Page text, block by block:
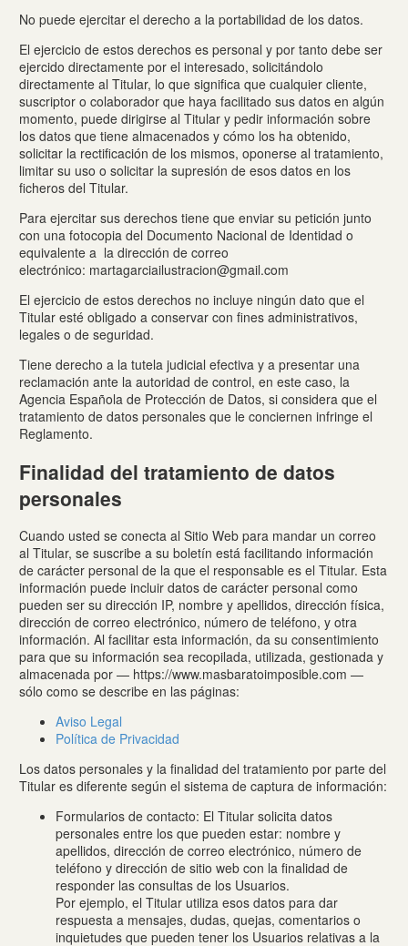
No puede ejercitar el derecho a la portabilidad de los datos.
El ejercicio de estos derechos es personal y por tanto debe ser
ejercido directamente por el interesado, solicitándolo
directamente al Titular, lo que significa que cualquier cliente,
suscriptor o colaborador que haya facilitado sus datos en algún
momento, puede dirigirse al Titular y pedir información sobre
los datos que tiene almacenados y cómo los ha obtenido,
solicitar la rectificación de los mismos, oponerse al tratamiento,
limitar su uso o solicitar la supresión de esos datos en los
ficheros del Titular.
Para ejercitar sus derechos tiene que enviar su petición junto
con una fotocopia del Documento Nacional de Identidad o
equivalente a la dirección de correo
electrónico: martagarciailustracion@gmail.com
El ejercicio de estos derechos no incluye ningún dato que el
Titular esté obligado a conservar con fines administrativos,
legales o de seguridad.
Tiene derecho a la tutela judicial efectiva y a presentar una
reclamación ante la autoridad de control, en este caso, la
Agencia Española de Protección de Datos, si considera que el
tratamiento de datos personales que le conciernen infringe el
Reglamento.
Finalidad del tratamiento de datos
personales
Cuando usted se conecta al Sitio Web para mandar un correo
al Titular, se suscribe a su boletín está facilitando información
de carácter personal de la que el responsable es el Titular. Esta
información puede incluir datos de carácter personal como
pueden ser su dirección IP, nombre y apellidos, dirección física,
dirección de correo electrónico, número de teléfono, y otra
información. Al facilitar esta información, da su consentimiento
para que su información sea recopilada, utilizada, gestionada y
almacenada por — https://www.masbaratoimposible.com —
sólo como se describe en las páginas:
Aviso Legal
Política de Privacidad
Los datos personales y la finalidad del tratamiento por parte del
Titular es diferente según el sistema de captura de información:
Formularios de contacto: El Titular solicita datos
personales entre los que pueden estar: nombre y
apellidos, dirección de correo electrónico, número de
teléfono y dirección de sitio web con la finalidad de
responder las consultas de los Usuarios.
Por ejemplo, el Titular utiliza esos datos para dar
respuesta a mensajes, dudas, quejas, comentarios o
inquietudes que pueden tener los Usuarios relativas a la